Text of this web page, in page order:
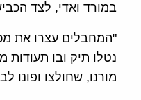
במורד ואדי, לצד
"המחבלים עצרו את
נטלו תיק ובו
מורנו, שחולצו ופונו